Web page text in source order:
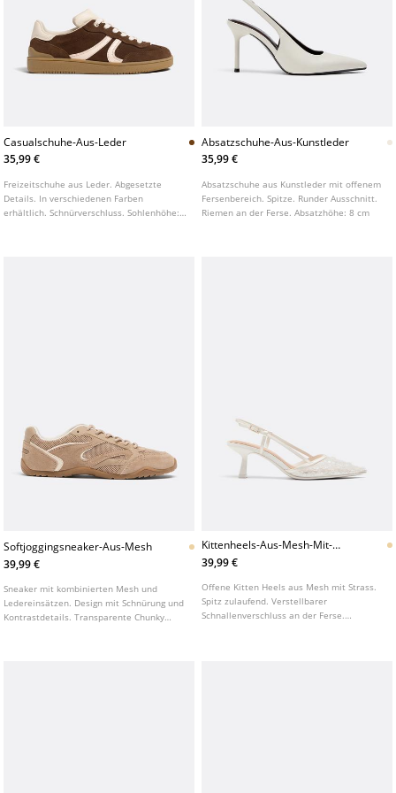
Casualschuhe-Aus-Leder
35,99 €
Freizeitschuhe aus Leder. Abgesetzte
Details. In verschiedenen Farben
erhältlich. Schnürverschluss. Sohlenhöhe:
Absatzschuhe-Aus-Kunstleder
35,99 €
Absatzschuhe aus Kunstleder mit offenem
Fersenbereich. Spitze. Runder Ausschnitt.
Riemen an der Ferse. Absatzhöhe: 8 cm
Softjoggingsneaker-Aus-Mesh
39,99 €
Sneaker mit kombinierten Mesh und
Ledereinsätzen. Design mit Schnürung und
Kontrastdetails. Transparente Chunky
Kittenheels-Aus-Mesh-Mit-
Strass
39,99 €
Offene Kitten Heels aus Mesh mit Strass.
Spitz zulaufend. Verstellbarer
Schnallenverschluss an der Ferse.